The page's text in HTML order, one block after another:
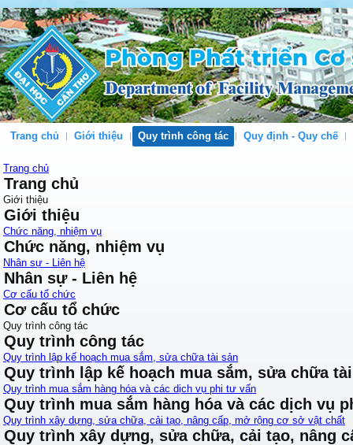
Trang chủ Giới thiệu Quy trình công tác Quy định - Quy chế
Trang chủ
Trang chủ
Giới thiệu
Giới thiệu
Chức năng, nhiệm vụ
Chức năng, nhiệm vụ
Nhân sự - Liên hệ
Nhân sự - Liên hệ
Cơ cấu tổ chức
Cơ cấu tổ chức
Quy trình công tác
Quy trình công tác
Quy trình lập kế hoạch mua sắm, sửa chữa tài sản
Quy trình lập kế hoạch mua sắm, sửa chữa
Quy trình mua sắm hàng hóa và các dịch vụ phi tư vấn
Quy trình mua sắm hàng hóa và các dịch vụ
Quy trình xây dựng, sửa chữa, cải tạo, nâng cấp, mở rộng cơ sở vật chất
Quy trình xây dựng, sửa chữa, cải tạo, nâng